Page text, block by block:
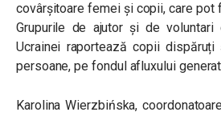
covârșitoare femei și copii, care pot
Grupurile de ajutor și de voluntari
Ucrainei raportează copii
persoane, pe fondul afluxului
Karolina Wierzbińska,